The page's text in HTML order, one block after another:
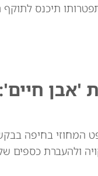
'אבן
בחיפה
ולהעברת כספים